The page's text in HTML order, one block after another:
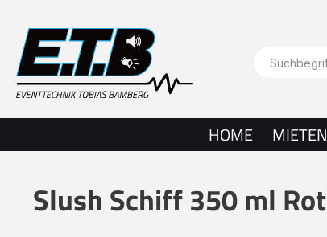
HOME MIETEN
Slush Schiff 350 ml Rot